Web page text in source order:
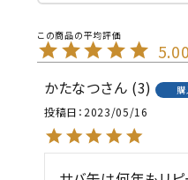
5.00
かたなつ 3
投稿日 2023/05/16